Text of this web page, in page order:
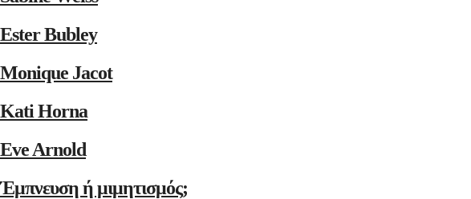
Ester Bubley
Monique Jacot
Kati Horna
Eve Arnold
Έμπνευση ή μιμητισμός;